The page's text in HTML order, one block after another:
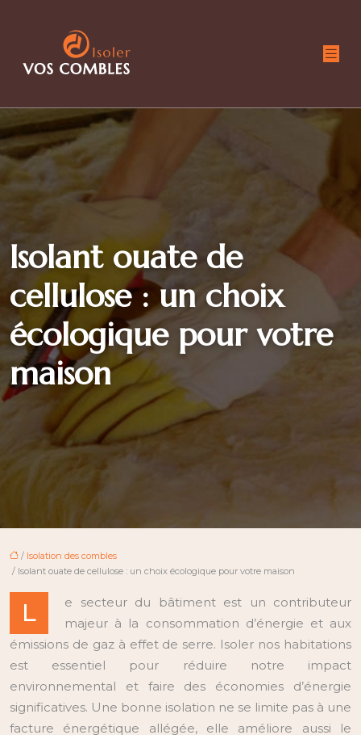
Isolant ouate de
cellulose : un choix
écologique pour votre
maison
/ Isolation des combles
/ Isolant ouate de cellulose : un choix écologique pour votre maison
L
e secteur du bâtiment est un contributeur
majeur à la consommation d’énergie et aux
émissions de gaz à effet de serre. Isoler nos habitations
est essentiel pour réduire notre impact
environnemental et faire des économies d’énergie
significatives. Une bonne isolation ne se limite pas à une
facture énergétique allégée, elle améliore aussi le